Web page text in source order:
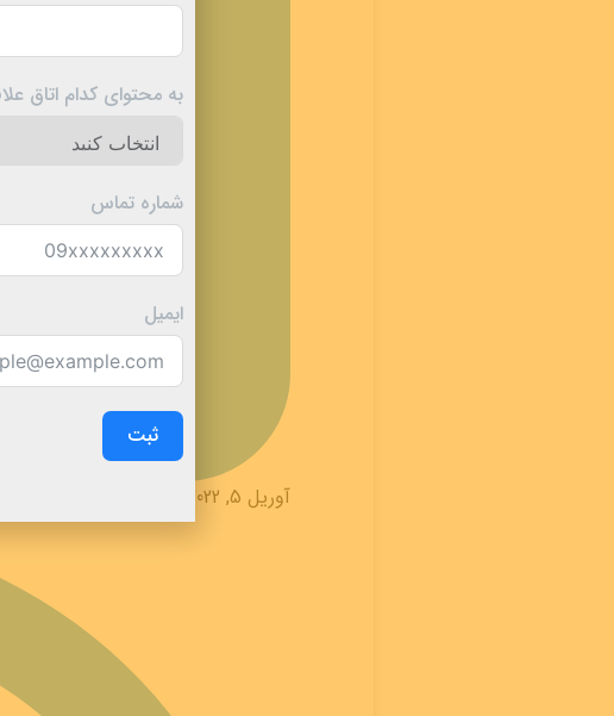
آوریل 5, 2022
به محتوای کدام اتاق
شماره تماس
ایمیل
ثبت